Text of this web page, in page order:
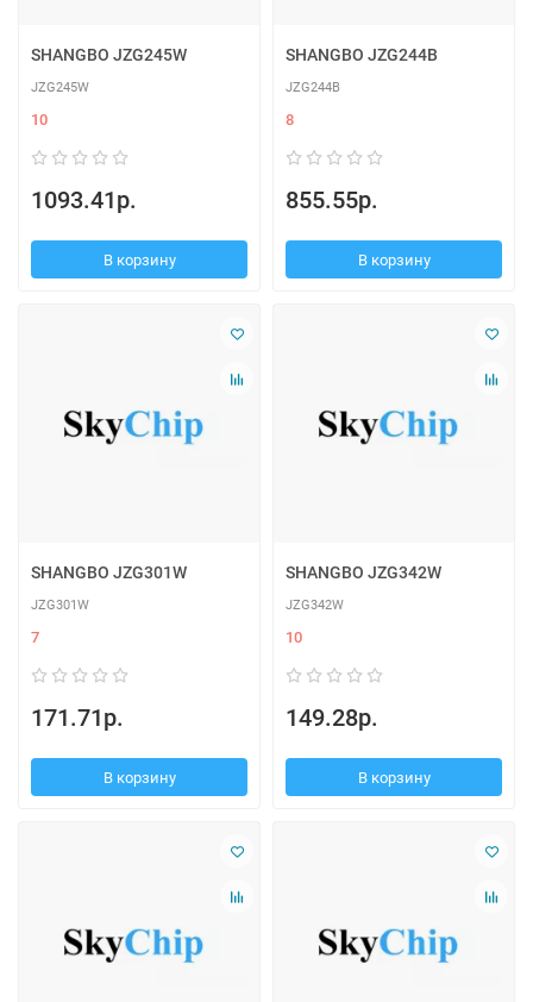
SHANGBO JZG245W
JZG245W
10
1093.41р.
В корзину
SHANGBO JZG244B
JZG244B
8
855.55р.
В корзину
SHANGBO JZG301W
JZG301W
7
171.71р.
В корзину
SHANGBO JZG342W
JZG342W
10
149.28р.
В корзину